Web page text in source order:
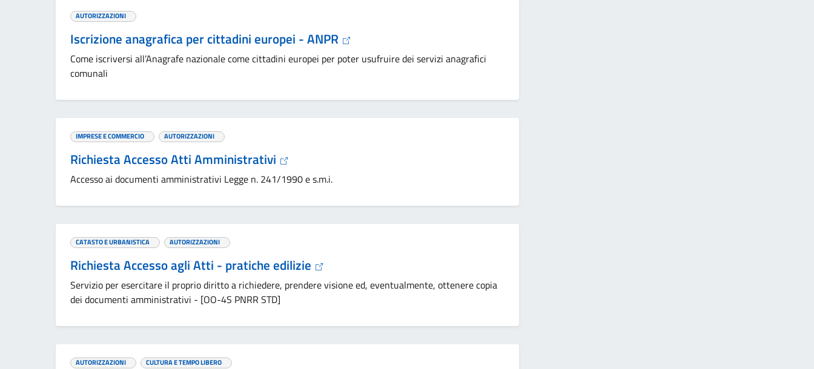
AUTORIZZAZIONI
Iscrizione anagrafica per cittadini europei - ANPR
Come iscriversi all’Anagrafe nazionale come cittadini europei per poter usufruire dei servizi anagrafici
comunali
IMPRESE E COMMERCIO AUTORIZZAZIONI
Richiesta Accesso Atti Amministrativi
Accesso ai documenti amministrativi Legge n. 241/1990 e s.m.i.
CATASTO E URBANISTICA AUTORIZZAZIONI
Richiesta Accesso agli Atti - pratiche edilizie
Servizio per esercitare il proprio diritto a richiedere, prendere visione ed, eventualmente, ottenere copia
dei documenti amministrativi - [OO-4S PNRR STD]
AUTORIZZAZIONI CULTURA E TEMPO LIBERO